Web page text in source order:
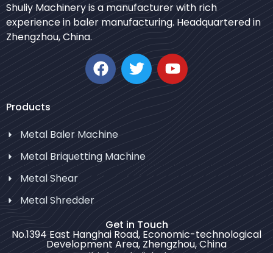
Shuliy Machinery is a manufacturer with rich
experience in baler manufacturing. Headquartered in
Zhengzhou, China.
Products
Metal Baler Machine
Metal Briquetting Machine
Metal Shear
Metal Shredder
Get in Touch
No.1394 East Hanghai Road, Economic-technological
Development Area, Zhengzhou, China
Arabic
Swahili
German
Japanese